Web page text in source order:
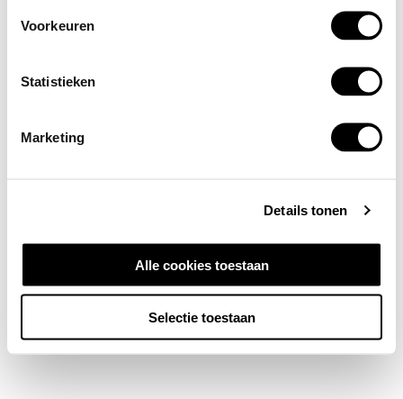
Voorkeuren
Statistieken
Marketing
Details tonen
Alle cookies toestaan
Selectie toestaan